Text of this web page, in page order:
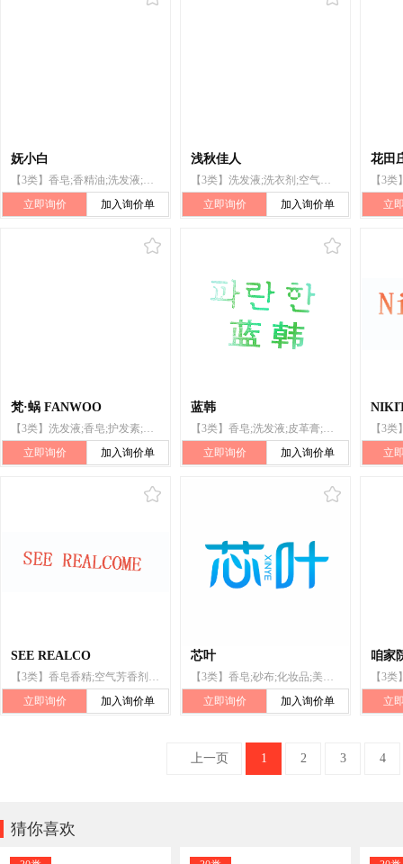
妩小白
【3类】香皂;香精油;洗发液;化妆品;动物用化妆品;空气芳香剂;抛光制剂;洗衣剂;牙膏;清洁制剂
立即询价
加入询价单
浅秋佳人
【3类】洗发液;洗衣剂;空气芳香剂;动物用化妆品;香皂;牙膏;化妆品;香精油;抛光制剂;清洁制剂
立即询价
加入询价单
花田
立
梵·蜗 FANWOO
【3类】洗发液;香皂;护发素;香皂香精;美容面膜;化妆品;牙膏;动物用化妆品
立即询价
加入询价单
蓝韩
【3类】香皂;洗发液;皮革膏;化妆品;牙膏;香料;去渍剂;香皂香精;洗面奶;喷发胶
立即询价
加入询价单 立
SEE REALCO
【3类】香皂香精;空气芳香剂;牙膏;鞋蜡
立即询价
加入询价单
芯叶
【3类】香皂;砂布;化妆品;美容面膜
立即询价
加入询价单
咱家
立
上一页 1 2 3 4
猜你喜欢